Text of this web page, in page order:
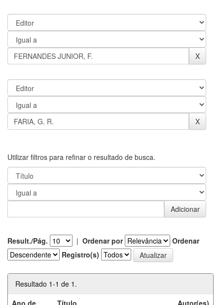
Utilizar filtros para refinar o resultado de busca.
Result./Pág. | Ordenar por
Ordenar
Registro(s)
Resultado 1-1 de 1.
Ano de
Título Autor(es)